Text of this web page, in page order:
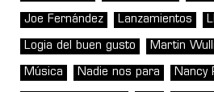
Joe Fernández Lanzamientos
Logia del buen gusto Martin
Música Nadie nos para Nancy